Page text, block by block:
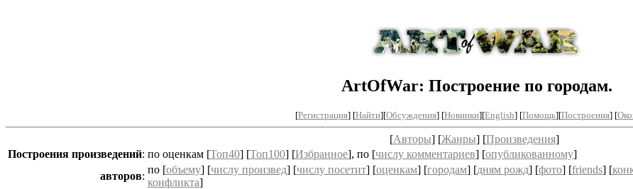
ArtOfWar: Построение по городам.
[Регистрация] [Найти][Обсуждения] [Новинки][English] [Помощь][Построения] [
[Авторы] [Жанры] [Произведения]
Построения произведений: по оценкам [Топ40] [Топ100] [Избранное], по [числу комментариев] [опубликованному]
авторов:
по [объему] [числу произвед] [числу посетит] [оценкам] [городам] [дням рожд] [фото] [friends] [
конфликта]